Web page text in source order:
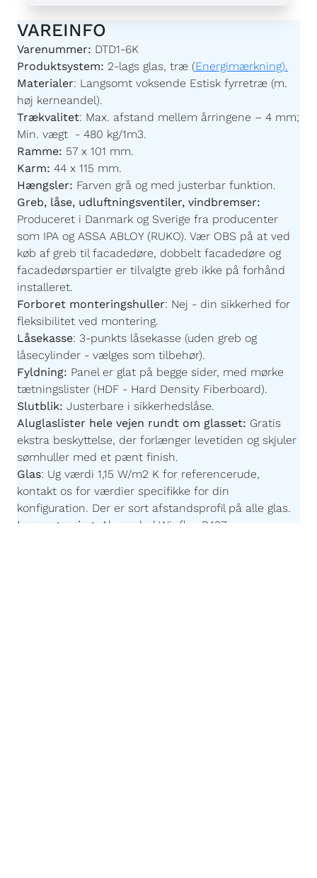
VAREINFO
Varenummer: DTD1-6K
Produktsystem: 2-lags glas, træ (Energimærkning).
Materialer: Langsomt voksende Estisk fyrretræ (m.
høj kerneandel).
Trækvalitet: Max. afstand mellem årringene – 4 mm;
Min. vægt - 480 kg/1m3.
Ramme: 57 x 101 mm.
Karm: 44 x 115 mm.
Hængsler: Farven grå og med justerbar funktion.
Greb, låse, udluftningsventiler, vindbremser:
Produceret i Danmark og Sverige fra producenter
som IPA og ASSA ABLOY (RUKO). Vær OBS på at ved
køb af greb til facadedøre, dobbelt facadedøre og
facadedørspartier er tilvalgte greb ikke på forhånd
installeret.
Forboret monteringshuller: Nej - din sikkerhed for
fleksibilitet ved montering.
Låsekasse: 3-punkts låsekasse (uden greb og
låsecylinder - vælges som tilbehør).
Fyldning: Panel er glat på begge sider, med mørke
tætningslister (HDF - Hard Density Fiberboard).
Slutblik: Justerbare i sikkerhedslåse.
Aluglaslister hele vejen rundt om glasset: Gratis
ekstra beskyttelse, der forlænger levetiden og skjuler
sømhuller med et pænt finish.
Glas: Ug værdi 1,15 W/m2 K for referencerude,
kontakt os for værdier specifikke for din
konfiguration. Der er sort afstandsprofil på alle glas.
Imprægnering:
Akzonobel Winflex P437.